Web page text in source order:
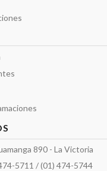
890 - La Victoria
5711 / (01) 474-5744